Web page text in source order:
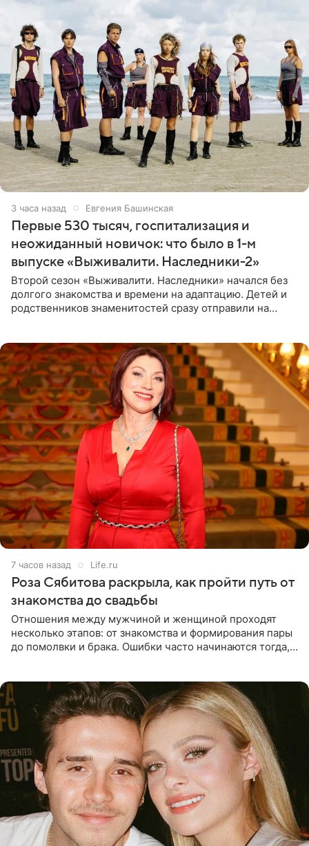
3 часа назад Евгения Башинская
Первые 530 тысяч, госпитализация и
неожиданный новичок: что было в 1-м
выпуске «Выживалити. Наследники-2»
Второй сезон «Выживалити. Наследники» начался без
долгого знакомства и времени на адаптацию. Детей и
родственников знаменитостей сразу отправили на
7 часов назад Life.ru
Роза Сябитова раскрыла, как пройти путь от
знакомства до свадьбы
Отношения между мужчиной и женщиной проходят
несколько этапов: от знакомства и формирования пары
до помолвки и брака. Ошибки часто начинаются тогда,